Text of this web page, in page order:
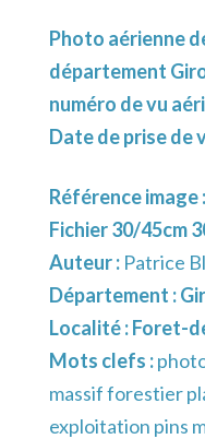
Photo aérienne
département
numéro de vu
Date de prise de
Référence image :
Fichier 30/45cm
Auteur : Patrice
Département :
Localité :Foret-
Mots clefs :
massif forestier
exploitation pins